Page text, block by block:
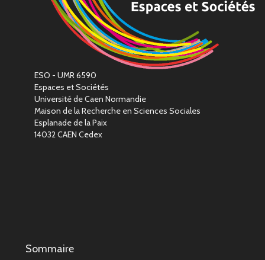
ESO - UMR 6590
Espaces et Sociétés
Université de Caen Normandie
Maison de la Recherche en Sciences Sociales
Esplanade de la Paix
14032 CAEN Cedex
Sommaire